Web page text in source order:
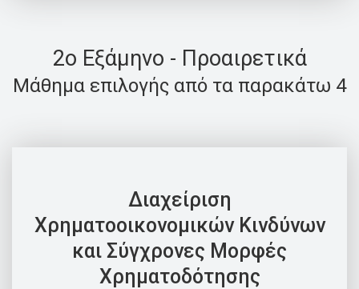
2o Εξάμηνο - Προαιρετικά
Μάθημα επιλογής από τα παρακάτω 4
Διαχείριση
Χρηματοοικονομικών Κινδύνων
και Σύγχρονες Μορφές
Χρηματοδότησης